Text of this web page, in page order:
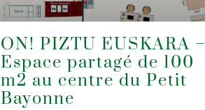
ON! PIZTU EUSKARA –
Espace partagé de 100
m2 au centre du Petit
Bayonne